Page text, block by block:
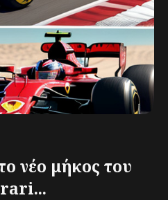
νέο μήκος του